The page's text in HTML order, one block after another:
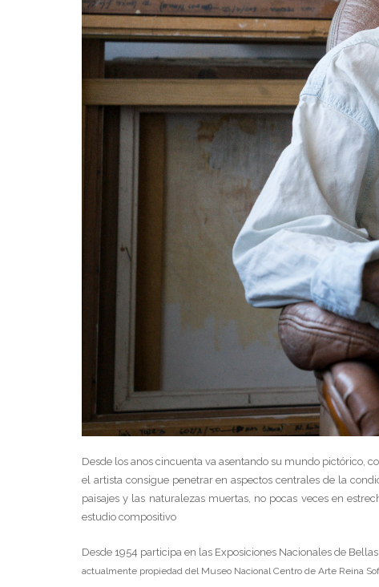
Desde los anos cincuenta va asentando su mundo pictórico,
el artista consigue penetrar en aspectos centrales de la
paisajes y las naturalezas muertas, no pocas veces en
estudio compositivo
Desde 1954 participa en las Exposiciones Nacionales de
actualmente propiedad del Museo Nacional Centro de Arte Reina